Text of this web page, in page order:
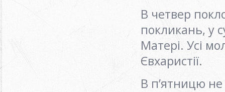
В четвер
покликань, у
Матері. Усі
Євхаристії.
В п’ятницю не